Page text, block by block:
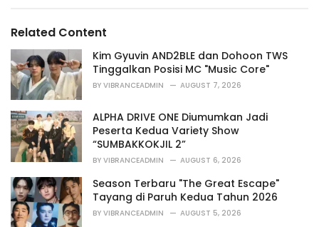
i
e
s
:
Related Content
Kim Gyuvin AND2BLE dan Dohoon TWS
Tinggalkan Posisi MC "Music Core"
BY VIBRANCEADMIN AUGUST 7, 2026
ALPHA DRIVE ONE Diumumkan Jadi
Peserta Kedua Variety Show
“SUMBAKKOKJIL 2”
BY VIBRANCEADMIN AUGUST 6, 2026
Season Terbaru "The Great Escape"
Tayang di Paruh Kedua Tahun 2026
BY VIBRANCEADMIN AUGUST 5, 2026